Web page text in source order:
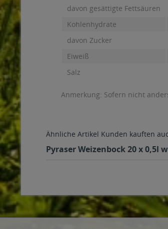
davon gesättigte Fettsäuren
Kohlenhydrate
davon Zucker
Eiweiß
Salz
Anmerkung: Sofern nicht
Ähnliche Artikel Kunden kauften
Pyraser Weizenbock 20 x